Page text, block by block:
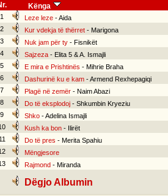
Kënga
1 Leze leze- Aida
2
Kur vdekja të thërret- Marigona
3
Nuk jam për ty- Fisnikët
4
Sajzeza- Elita 5 & A. Ismajli
5
E mira e Prishtinës - Mihrie Braha
6
Dashurinë ku e kam- Armend Rexhepagiqi
7
Plagë në zemër- Naim Abazi
8
Do të eksplodoj- Shkumbin Kryeziu
9
Shko- Adelina Ismajli
Kush ka bon- Ilirët
11
Do të pres - Merita Spahiu
Mëngjesore
Rajmond- Miranda
Dëgjo Albumin